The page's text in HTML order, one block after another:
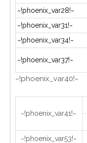
~!phoenix_var28!~
~!phoenix_var31!~
~!phoenix_var34!~
~!phoenix_var37!~
~!phoenix_var40!~
~!phoenix_var41!~
~!phoenix_var53!~